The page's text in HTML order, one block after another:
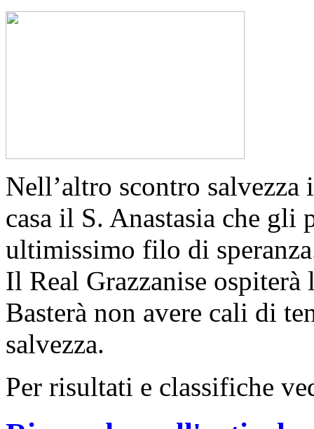
Nell’altro scontro
casa il S. Anastasia che gli
ultimissimo filo di
Il Real Grazzanise ospiterà
Basterà non avere cali di
salvezza.
Per risultati e classifiche